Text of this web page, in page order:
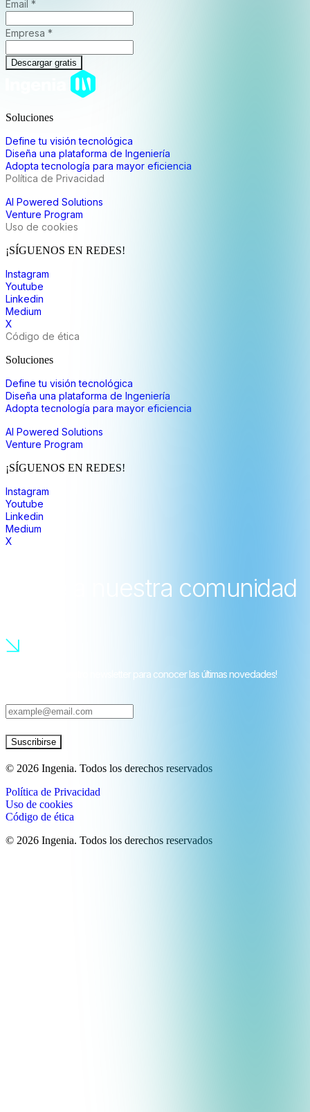
Email *
Empresa *
Descargar gratis
Soluciones
Define tu visión tecnológica
Diseña una plataforma de Ingeniería
Adopta tecnología para mayor eficiencia
Política de Privacidad
AI Powered Solutions
Venture Program
Uso de cookies
¡SÍGUENOS EN REDES!
Instagram
Youtube
Linkedin
Medium
X
Código de ética
Soluciones
Define tu visión tecnológica
Diseña una plataforma de Ingeniería
Adopta tecnología para mayor eficiencia
AI Powered Solutions
Venture Program
¡SÍGUENOS EN REDES!
Instagram
Youtube
Linkedin
Medium
X
únete a nuestra comunidad
¡Suscríbete a nuestro newsletter para conocer las últimas novedades!
Suscribirse
© 2026 Ingenia. Todos los derechos reservados
Política de Privacidad
Uso de cookies
Código de ética
© 2026 Ingenia. Todos los derechos reservados